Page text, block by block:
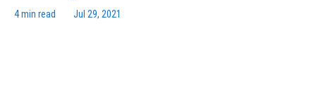
4 min read Jul 29, 2021